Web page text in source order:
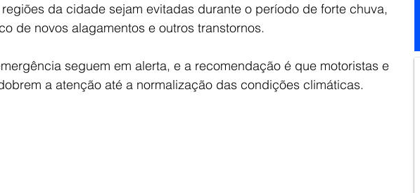
da cidade sejam evitadas durante o período de forte chuva,
de novos alagamentos e outros transtornos.
seguem em alerta, e a recomendação é que motoristas e
a atenção até a normalização das condições climáticas.